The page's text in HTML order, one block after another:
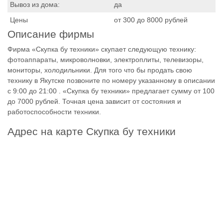
Вывоз из дома:
да
Цены
от 300 до 8000 рублей
Описание фирмы
Фирма «Скупка бу техники» скупает следующую технику:
фотоаппараты, микроволновки, электроплиты, телевизоры,
мониторы, холодильники. Для того что бы продать свою
технику в Якутске позвоните по номеру указанному в описании
с 9:00 до 21:00 . «Скупка бу техники» предлагает сумму от 100
до 7000 рублей. Точная цена зависит от состояния и
работоспособности техники.
Адрес на карте Скупка бу техники